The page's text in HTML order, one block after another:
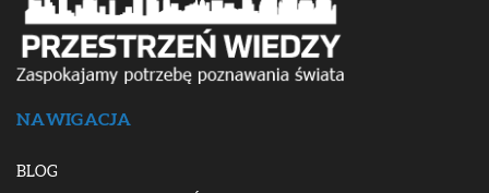
NAWIGACJA
BLOG